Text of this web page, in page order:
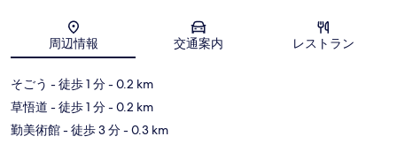
地図
周辺情報 交通案内 レストラン
そごう - 徒歩 1 分- 0.2 km
草悟道 - 徒歩 1 分- 0.2 km
勤美術館- 徒歩 3 分- 0.3 km